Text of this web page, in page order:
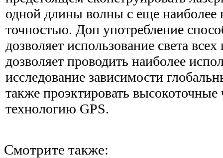
одной длины волны с еще наиболее
точностью. Доп употребление
дозволяет использование света
дозволяет проводить наиболее
исследование зависимости
также проэктировать
технологию GPS.
Смотрите также: